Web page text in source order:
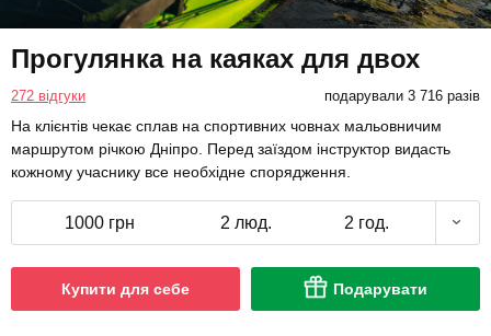
Прогулянка на каяках для двох
272 відгуки подарували 3 716 разів
На клієнтів чекає сплав на спортивних човнах мальовничим
маршрутом річкою Дніпро. Перед заїздом інструктор видасть
кожному учаснику все необхідне спорядження.
1000 грн 2 люд. 2 год.
Купити для себе Подарувати